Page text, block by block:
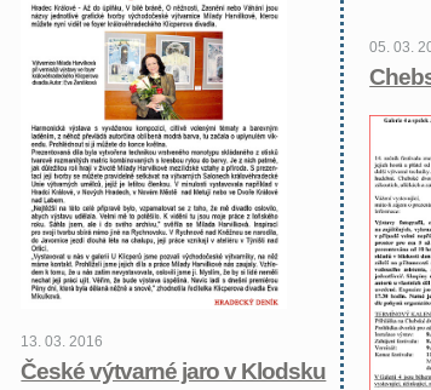
13. 03. 2016
České výtvarné jaro v Klodsku
05. 03.